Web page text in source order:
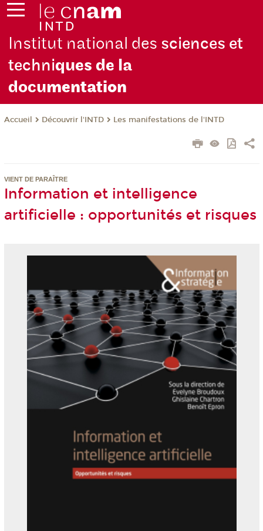
Institut national des sciences et
techniques de la
documentation
Accueil Découvrir l'INTD Les manifestations de l'INTD
VIENT DE PARAÎTRE
Information et intelligence
artificielle : opportunités et risques